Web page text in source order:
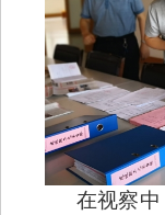
在视察中